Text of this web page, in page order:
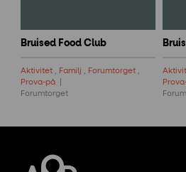
Bruised Food Club
Aktivitet Familj Forumtorget
Prova-på
Forumtorget